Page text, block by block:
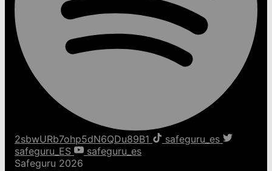
2sbwURb7ohp5dN6QDu89B1
safeguru_es
safeguru_ES
safeguru_es
Safeguru 2026